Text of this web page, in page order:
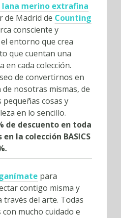
lana merino extrafina
de Madrid de Counting
consciente y
entorno que crea
que cuentan una
en cada colección.
de convertirnos en
nosotras mismas, de
cosas y
en lo sencillo.
de descuento en toda
la colección BASICS
para
contigo misma y
del arte. Todas
mucho cuidado e